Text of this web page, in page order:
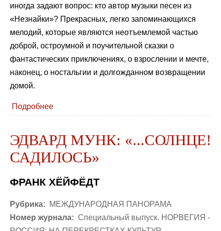
иногда задают вопрос: кто автор музыки песен из
«Незнайки»? Прекрасных, легко запоминающихся
мелодий, которые являются неотъемлемой частью
доброй, остроумной и поучительной сказки о
фантастических приключениях, о взрослении и мечте,
наконец, о ностальгии и долгожданном возвращении
домой.
Подробнее
ЭДВАРД МУНК: «...СОЛНЦЕ!
САДИЛОСЬ»
ФРАНК ХЁЙФЁДТ
Рубрика:
МЕЖДУНАРОДНАЯ ПАНОРАМА
Номер журнала: Специальный выпуск. НОРВЕГИЯ -